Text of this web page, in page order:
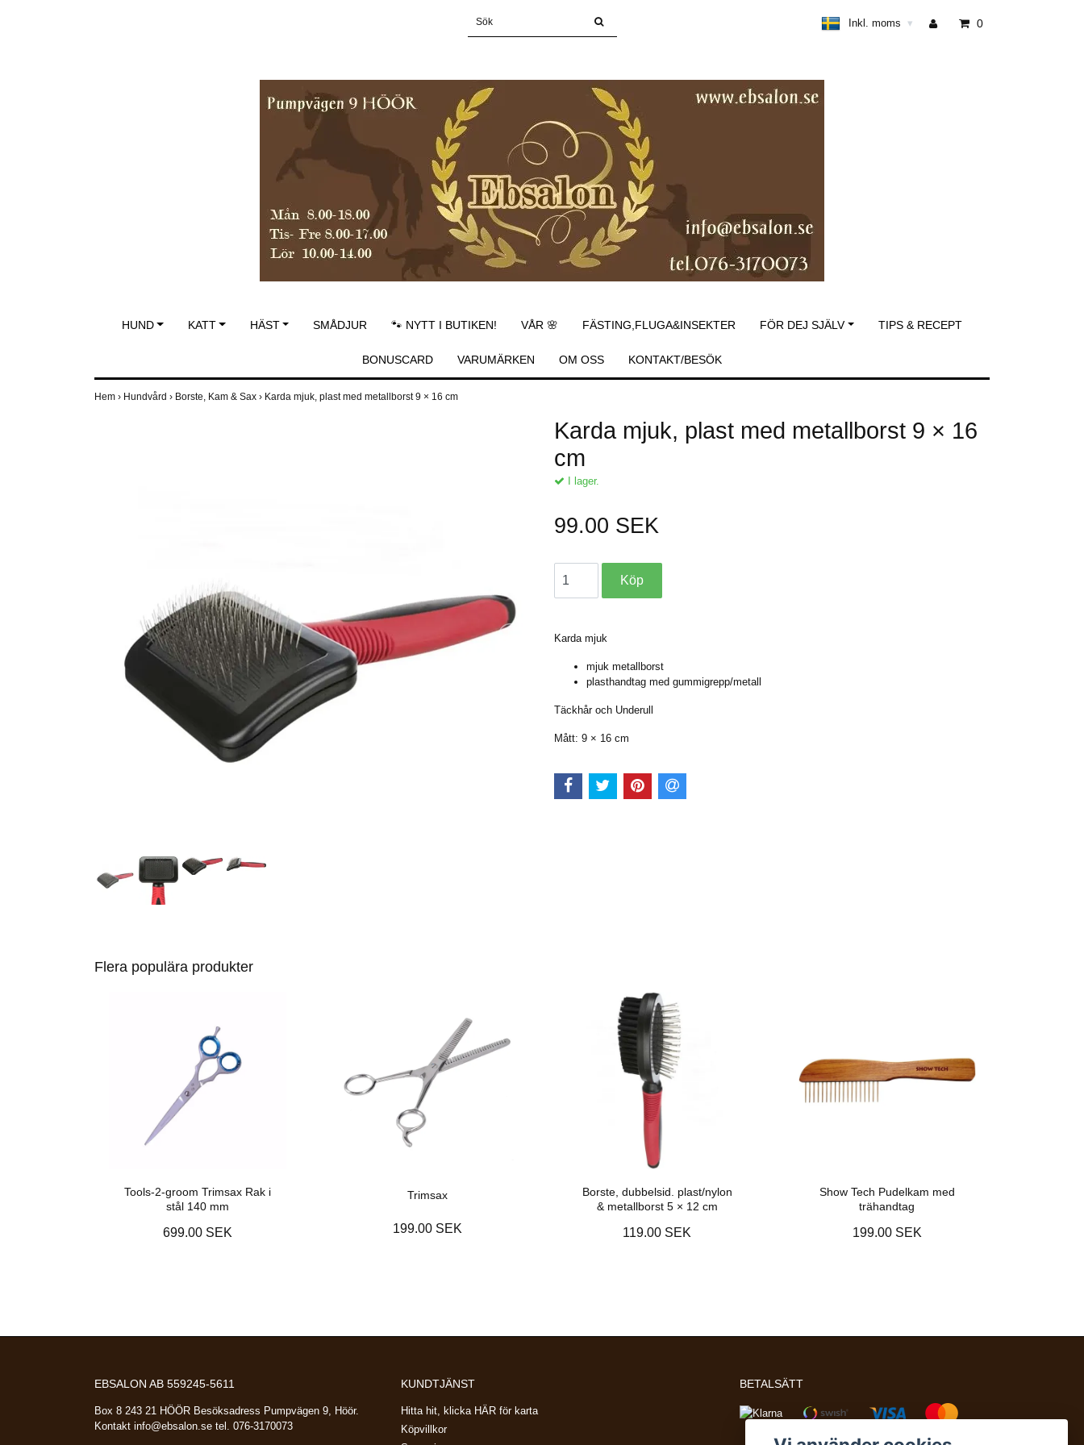
Inkl. moms ▾ 0
HUND KATT HÄST SMÅDJUR 🐾 NYTT I BUTIKEN! VÅR 🌸 FÄSTING,FLUGA&INSEKTER FÖR DEJ SJÄLV TIPS & RECEPT
BONUSCARD VARUMÄRKEN OM OSS KONTAKT/BESÖK
Hem › Hundvård › Borste, Kam & Sax › Karda mjuk, plast med metallborst 9 × 16 cm
Karda mjuk, plast med metallborst 9 × 16
cm
I lager.
99.00 SEK
Karda mjuk
mjuk metallborst
plasthandtag med gummigrepp/metall
Täckhår och Underull
Mått: 9 × 16 cm
Flera populära produkter
Tools-2-groom Trimsax Rak i
stål 140 mm
699.00 SEK
Trimsax
199.00 SEK
Borste, dubbelsid. plast/nylon
& metallborst 5 × 12 cm
119.00 SEK
Show Tech Pudelkam med
trähandtag
199.00 SEK
EBSALON AB 559245-5611
Box 8 243 21 HÖÖR Besöksadress Pumpvägen 9, Höör.
Kontakt info@ebsalon.se tel. 076-3170073
KUNDTJÄNST
Hitta hit, klicka HÄR för karta
Köpvillkor
BETALSÄTT